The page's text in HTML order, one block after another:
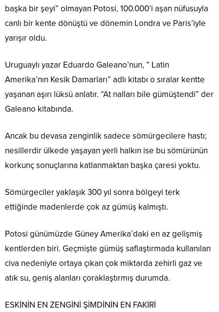
başka bir şeyi” olmayan Potosi, 100.000’i aşan nüfusuyla
canlı bir kente dönüştü ve dönemin Londra ve Paris’iyle
yarışır oldu.
Uruguaylı yazar Eduardo Galeano’nun, ” Latin
Amerika’nın Kesik Damarları” adlı kitabı o sıralar kentte
yaşanan aşırı lüksü anlatır. “At nalları bile gümüştendi” der
Galeano kitabında.
Ancak bu devasa zenginlik sadece sömürgecilere hastı;
nesillerdir ülkede yaşayan yerli halkın ise bu sömürünün
korkunç sonuçlarına katlanmaktan başka çaresi yoktu.
Sömürgeciler yaklaşık 300 yıl sonra bölgeyi terk
ettiğinde madenlerde çok az gümüş kalmıştı.
Potosi günümüzde Güney Amerika’daki en az gelişmiş
kentlerden biri. Geçmişte gümüş saflaştırmada kullanılan
civa nedeniyle ortaya çıkan çok miktarda zehirli gaz ve
atık su, geniş alanları çoraklaştırmış durumda.
ESKİNİN EN ZENGİNİ ŞİMDİNİN EN FAKİRİ